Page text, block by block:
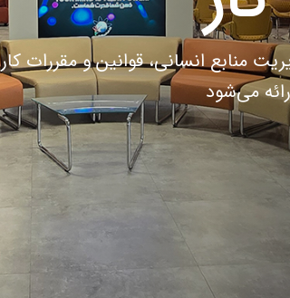
از طریق اجرای برنامه‌های آموزشی،